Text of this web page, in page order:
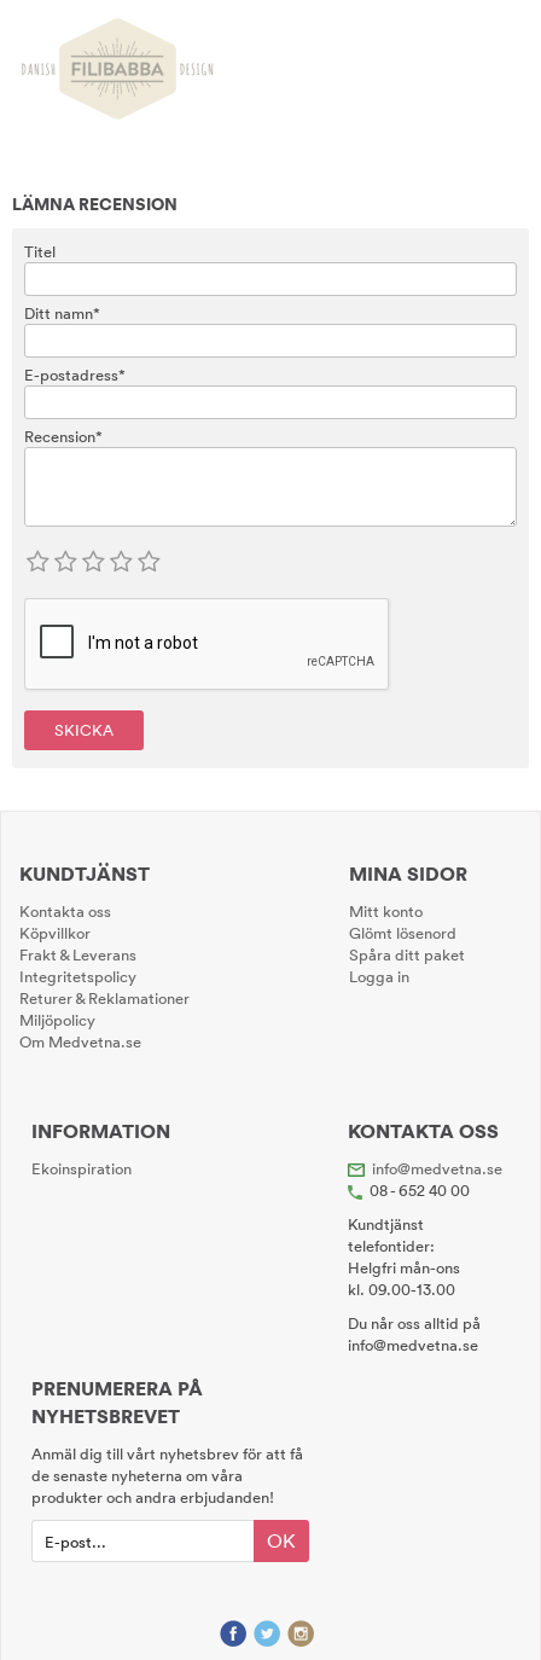
LÄMNA RECENSION
Titel
Ditt namn*
E-postadress*
Recension*
SKICKA
KUNDTJÄNST
Kontakta oss
Köpvillkor
Frakt & Leverans
Integritetspolicy
Returer & Reklamationer
Miljöpolicy
Om Medvetna.se
MINA SIDOR
Mitt konto
Glömt lösenord
Spåra ditt paket
Logga in
INFORMATION
Ekoinspiration
KONTAKTA OSS
info@medvetna.se
08 - 652 40 00
Kundtjänst
telefontider:
Helgfri mån-ons
kl. 09.00-13.00
Du når oss alltid på
info@medvetna.se
PRENUMERERA PÅ
NYHETSBREVET
Anmäl dig till vårt nyhetsbrev för att få
de senaste nyheterna om våra
produkter och andra erbjudanden!
OK